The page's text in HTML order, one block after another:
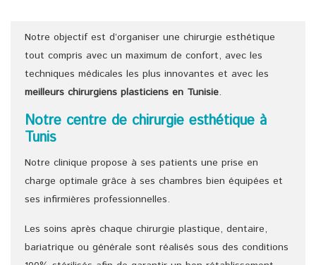
Notre objectif est d’organiser une chirurgie esthétique
tout compris avec un maximum de confort, avec les
techniques médicales les plus innovantes et avec les
meilleurs chirurgiens plasticiens en Tunisie.
Notre centre de chirurgie esthétique à
Tunis
Notre clinique propose à ses patients une prise en
charge optimale grâce à ses chambres bien équipées et
ses infirmières professionnelles.
Les soins après chaque chirurgie plastique, dentaire,
bariatrique ou générale sont réalisés sous des conditions